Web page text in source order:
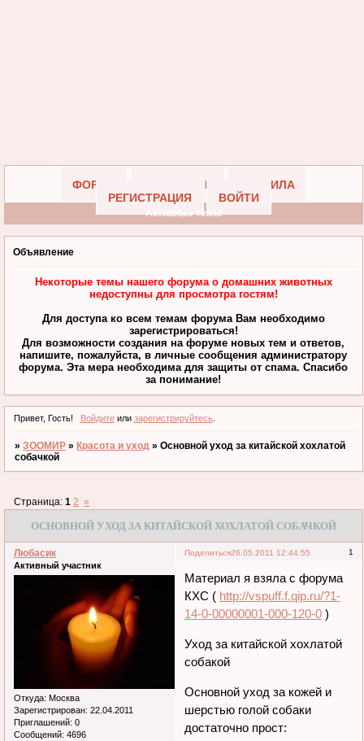
ФОРУМ УЧАСТНИКИ
ПРАВИЛА
РЕГИСТРАЦИЯ
ВОЙТИ
Активные темы
Объявление
Некоторые темы нашего форума о домашних животных
недоступны для просмотра гостям!
Для доступа ко всем темам форума Вам необходимо
зарегистрироваться!
Для возможности создания на форуме новых тем и ответов,
напишите, пожалуйста, в личные сообщения администратору
форума. Эта мера необходима для защиты от спама. Спасибо
за понимание!
Привет, Гость! Войдитеили зарегистрируйтесь.
»ЗООМИР » Красота и уход »Основной уход за китайской хохлатой
собачкой
ОСНОВНОЙ УХОД ЗА КИТАЙСКОЙ ХОХЛАТОЙ СОБАЧКОЙ
Страница:1 2 »
Поделиться 1
26.05.2011 12:44:55
Любасик
Активный участник
Откуда: Москва
Зарегистрирован: 22.04.2011
Приглашений: 0
Сообщений: 4696
Материал я взяла с форума
КХС ( http://vspuff.f.qip.ru/?1-
14-0-00000001-000-120-0 )
Уход за китайской хохлатой
собакой
Основной уход за кожей и
шерстью голой собаки
достаточно прост: